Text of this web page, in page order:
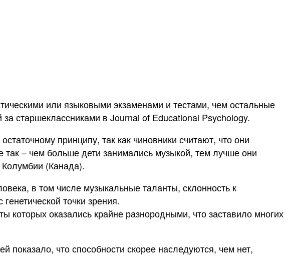
или языковыми экзаменами и тестами, чем остальные
старшеклассниками в Journal of Educational Psychology.
принципу, так как чиновники считают, что они
– чем больше дети занимались музыкой, тем лучше они
Колумбии (Канада).
в том числе музыкальные таланты, склонность к
точки зрения.
которых оказались крайне разнородными, что заставило многих
показало, что способности скорее наследуются, чем нет,